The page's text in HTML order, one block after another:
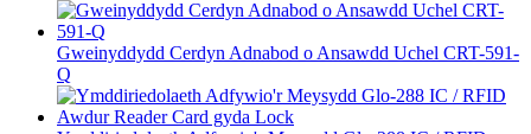
Gweinyddydd Cerdyn Adnabod o Ansawdd Uchel CRT-591-
Q